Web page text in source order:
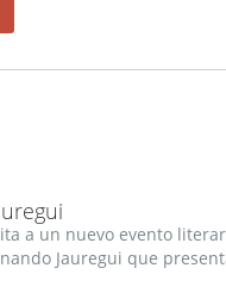
a un nuevo evento
Jauregui que